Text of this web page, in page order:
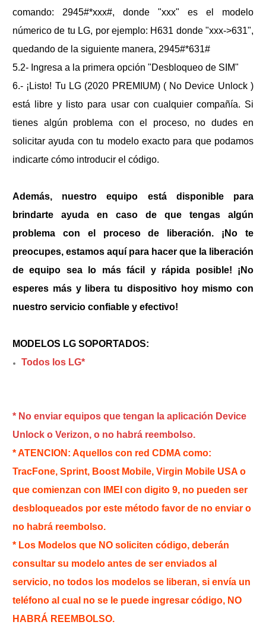
comando: 2945#*xxx#, donde "xxx" es el modelo
númerico de tu LG, por ejemplo: H631 donde "xxx->631",
quedando de la siguiente manera, 2945#*631#
5.2- Ingresa a la primera opción "Desbloqueo de SIM"
6.- ¡Listo! Tu LG (2020 PREMIUM) ( No Device Unlock )
está libre y listo para usar con cualquier compañía. Si
tienes algún problema con el proceso, no dudes en
solicitar ayuda con tu modelo exacto para que podamos
indicarte cómo introducir el código.
Además, nuestro equipo está disponible para
brindarte ayuda en caso de que tengas algún
problema con el proceso de liberación. ¡No te
preocupes, estamos aquí para hacer que la liberación
de equipo sea lo más fácil y rápida posible! ¡No
esperes más y libera tu dispositivo hoy mismo con
nuestro servicio confiable y efectivo!
MODELOS LG SOPORTADOS:
Todos los LG*
* No enviar equipos que tengan la aplicación Device
Unlock o Verizon, o no habrá reembolso.
* ATENCION: Aquellos con red CDMA como:
TracFone, Sprint, Boost Mobile, Virgin Mobile USA o
que comienzan con IMEI con digito 9, no pueden ser
desbloqueados por este método favor de no enviar o
no habrá reembolso.
* Los Modelos que NO soliciten código, deberán
consultar su modelo antes de ser enviados al
servicio, no todos los modelos se liberan, si envía un
teléfono al cual no se le puede ingresar código, NO
HABRÁ REEMBOLSO.